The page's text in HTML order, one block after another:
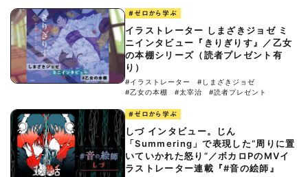
#ゼロから学ぶ
イラストレーター しまざきジョゼ ミ
ニインタビュー『きりぎりす』／乙女
の本棚シリーズ（読者プレゼント有
り）
#イラストレーター
#しまざきジョゼ
#乙女の本棚
#太宰治 #読者プレゼント
#ゼロから学ぶ
しづ インタビュー。じん
「Summering」で表現した“周りに置
いていかれた怒り”／ボカロPのMVイ
ラストレーター連載『#音の絵師』